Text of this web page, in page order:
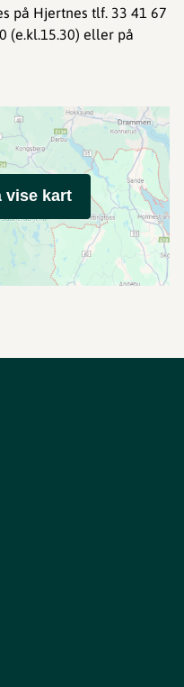
på Hjertnes tlf. 33 41 67
(e.kl.15.30) eller på
vise kart